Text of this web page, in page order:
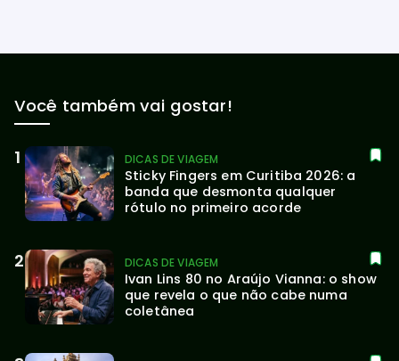
Você também vai gostar!
DICAS DE VIAGEM
Sticky Fingers em Curitiba 2026: a
banda que desmonta qualquer
rótulo no primeiro acorde
DICAS DE VIAGEM
Ivan Lins 80 no Araújo Vianna: o show
que revela o que não cabe numa
coletânea